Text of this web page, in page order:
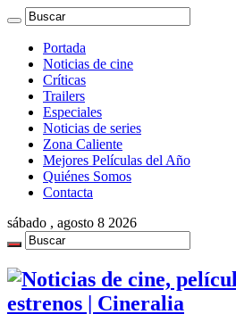
Portada
Noticias de cine
Críticas
Trailers
Especiales
Noticias de series
Zona Caliente
Mejores Películas del Año
Quiénes Somos
Contacta
sábado , agosto 8 2026